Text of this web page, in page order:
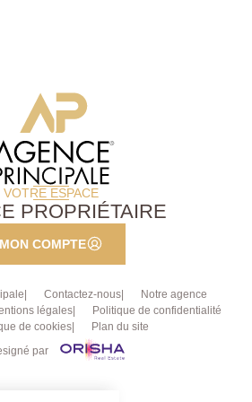
VOTRE ESPACE
PROPRIÉTAIRE
MON COMPTE
Contactez-nous
Notre agence
légales
Politique de confidentialité
de cookies
Plan du site
par